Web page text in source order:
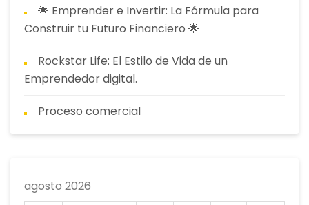
🌟 Emprender e Invertir: La Fórmula para
Construir tu Futuro Financiero 🌟
Rockstar Life: El Estilo de Vida de un
Emprendedor digital.
Proceso comercial
agosto 2026